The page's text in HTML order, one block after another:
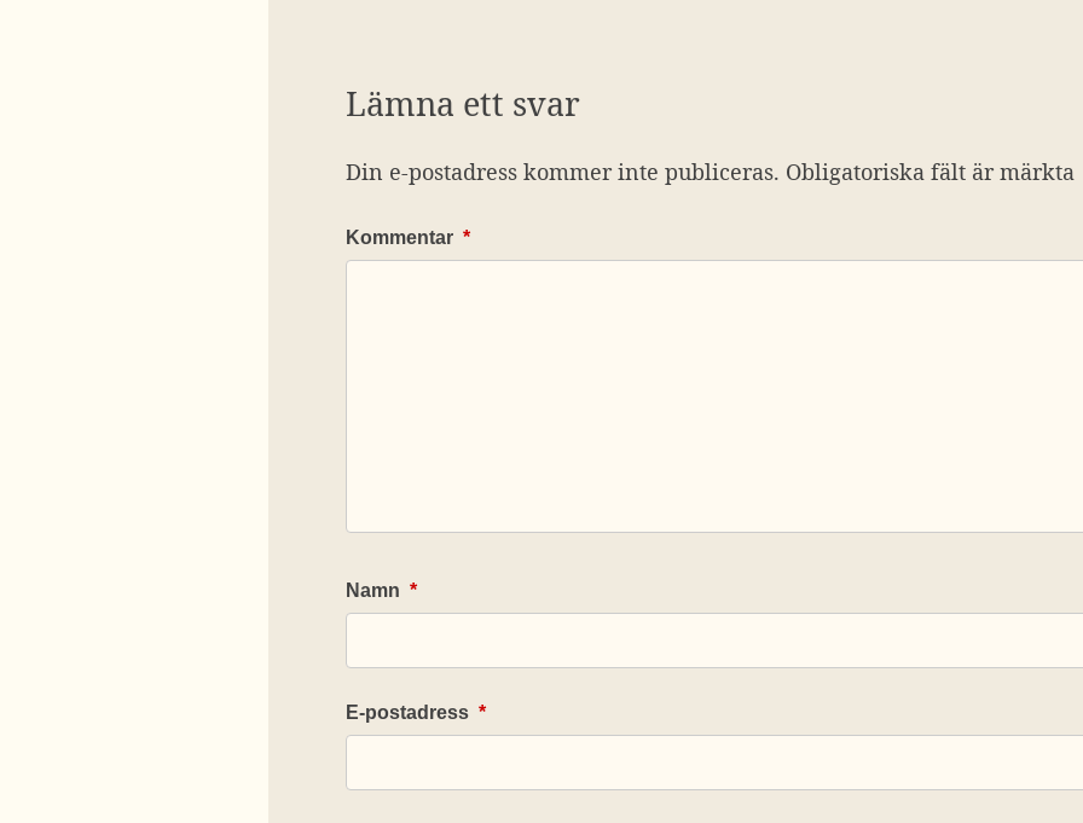
Lämna ett svar
Din e-postadress kommer inte publiceras. Obligatoriska fält är märkta
Kommentar *
Namn *
E-postadress *